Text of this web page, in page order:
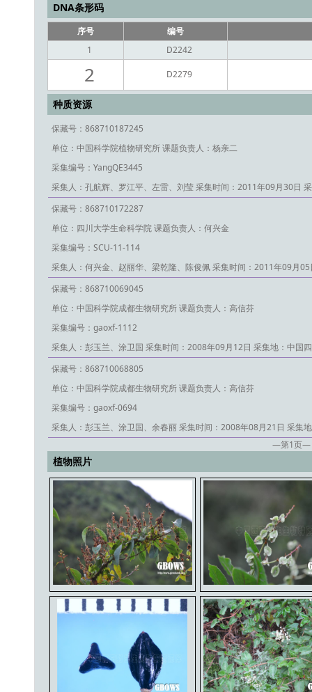
DNA条形码
序号 编号
1 D2242
2 D2279
种质资源
保藏号：868710187245
单位：中国科学院植物研究所 课题负责人：杨亲二
采集编号：YangQE3445
采集人：孔航辉、罗江平、左雷、刘莹 采集时间：2011年09月30日
保藏号：868710172287
单位：四川大学生命科学院 课题负责人：何兴金
采集编号：SCU-11-114
采集人：何兴金、赵丽华、梁乾隆、陈俊佩 采集时间：2011年09月05
保藏号：868710069045
单位：中国科学院成都生物研究所 课题负责人：高信芬
采集编号：gaoxf-1112
采集人：彭玉兰、涂卫国 采集时间：2008年09月12日 采集地：中国
保藏号：868710068805
单位：中国科学院成都生物研究所 课题负责人：高信芬
采集编号：gaoxf-0694
采集人：彭玉兰、涂卫国、余春丽 采集时间：2008年08月21日 采集
—第1页—
植物照片